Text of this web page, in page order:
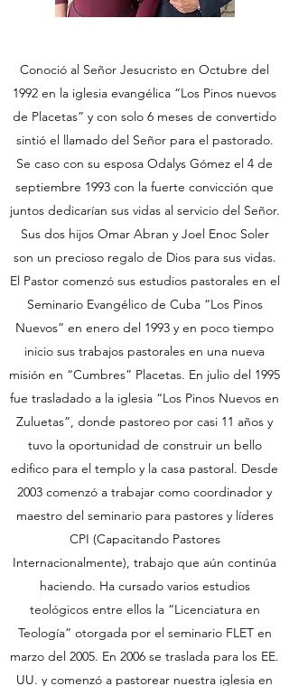
Conoció al Señor Jesucristo en Octubre del
1992 en la iglesia evangélica “Los Pinos nuevos
de Placetas” y con solo 6 meses de convertido
sintió el llamado del Señor para el pastorado.
Se caso con su esposa Odalys Gómez el 4 de
septiembre 1993 con la fuerte convicción que
juntos dedicarían sus vidas al servicio del Señor.
Sus dos hijos Omar Abran y Joel Enoc Soler
son un precioso regalo de Dios para sus vidas.
El Pastor comenzó sus estudios pastorales en el
Seminario Evangélico de Cuba “Los Pinos
Nuevos” en enero del 1993 y en poco tiempo
inicio sus trabajos pastorales en una nueva
misión en “Cumbres” Placetas. En julio del 1995
fue trasladado a la iglesia “Los Pinos Nuevos en
Zuluetas”, donde pastoreo por casi 11 años y
tuvo la oportunidad de construir un bello
edifico para el templo y la casa pastoral. Desde
2003 comenzó a trabajar como coordinador y
maestro del seminario para pastores y líderes
CPI (Capacitando Pastores
Internacionalmente), trabajo que aún continúa
haciendo. Ha cursado varios estudios
teológicos entre ellos la “Licenciatura en
Teología” otorgada por el seminario FLET en
marzo del 2005. En 2006 se traslada para los EE.
UU. y comenzó a pastorear nuestra iglesia en